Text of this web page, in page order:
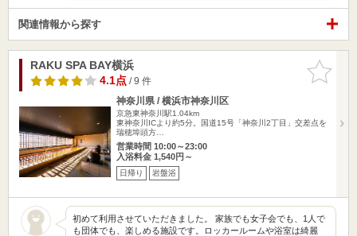
関連情報から探す
お気に入
りに追加
RAKU SPA BAY横浜
4.1点/ 9 件
神奈川県 / 横浜市神奈川区
京急東神奈川駅1.04km
東神奈川ICより約5分。国道15号「神奈川2丁目」交差点を
瑞穂埠頭方…
営業時間 10:00～23:00
入浴料金 1,540円～
日帰り 岩盤浴
初めて利用させていただきました。 家族でも女子会でも、1人で
も団体でも、楽しめる施設です。ロッカールームや浴室は綺麗